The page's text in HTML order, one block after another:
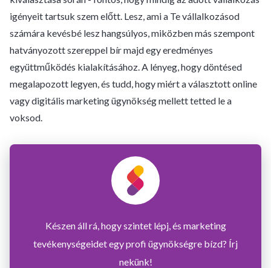
igényeit tartsuk szem előtt. Lesz, ami a Te vállalkozásod
számára kevésbé lesz hangsúlyos, miközben más szempont
hatványozott szereppel bír majd egy eredményes
együttműködés kialakításához. A lényeg, hogy döntésed
megalapozott legyen, és tudd, hogy miért a választott online
vagy digitális marketing ügynökség mellett tetted le a
voksod.
Készen áll rá, hogy szintet lépj, és marketing
tevékenységeidet egy profi ügynökségre bízd? Írj
nekünk!